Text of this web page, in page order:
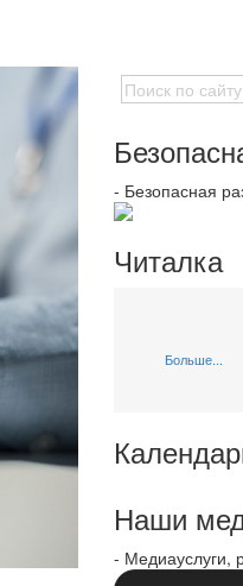
- Безопасная
Читалка
Больше...
Наши
- Медиауслуги,